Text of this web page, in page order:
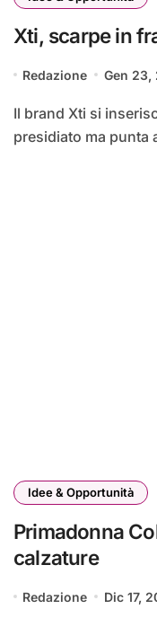
Xti, scarpe in
Redazione Gen 23,
Il brand Xti si inserisce in un mercato già fortemente
presidiato ma punta
Idee & Opportunità
Primadonna
calzature
Redazione Dic 17,